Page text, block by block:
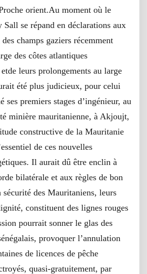
orient.Au moment où le
Sall se répand en déclarations aux
champs gaziers récemment
des côtes atlantiques
leurs prolongements au large
été plus judicieux, pour celui
ses premiers stages d’ingénieur, au
minière mauritanienne, à Akjoujt,
constructive de la Mauritanie
de ces nouvelles
Il aurait dû être enclin à
bilatérale et aux règles de bon
des Mauritaniens, leurs
constituent des lignes rouges
pourrait sonner le glas des
provoquer l’annulation
de licences de pêche
quasi-gratuitement, par